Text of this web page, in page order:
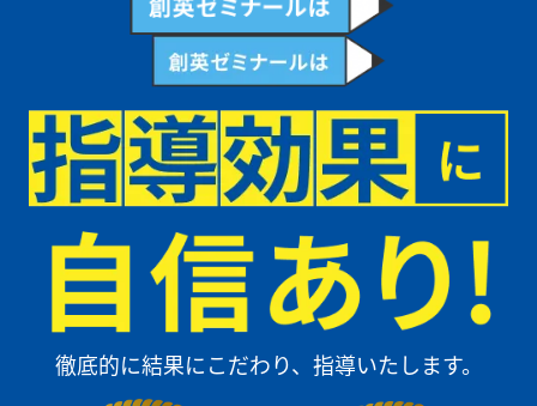
学校で分からないことも塾で解消できます！
創英は、先生の年齢も近くて親しみやすく、質問しやすい先生が多いか
るし、学校でわからないと思ったところも塾に来たら解決できるから頑
張れます。勉強の話以外にも将来の話や楽しい話ができるからほとんど
毎日自習に来て日々勉強に励んでいます！大学進学に向けて、推薦合格
のためにも先生たちと頑張りたいです。
徹底的に結果にこだわり、指導いたします。